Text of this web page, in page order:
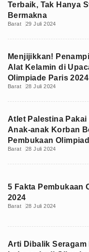
Terbaik, Tak Hanya
Bermakna
Barat 29 Juli 2024
Menjijikkan!
Alat Kelamin di
Olimpiade Paris 2024
Barat 28 Juli 2024
Atlet Palestina
Anak-anak Korban
Pembukaan
Barat 28 Juli 2024
5 Fakta Pembukaan
2024
Barat 28 Juli 2024
Arti Dibalik Seragam